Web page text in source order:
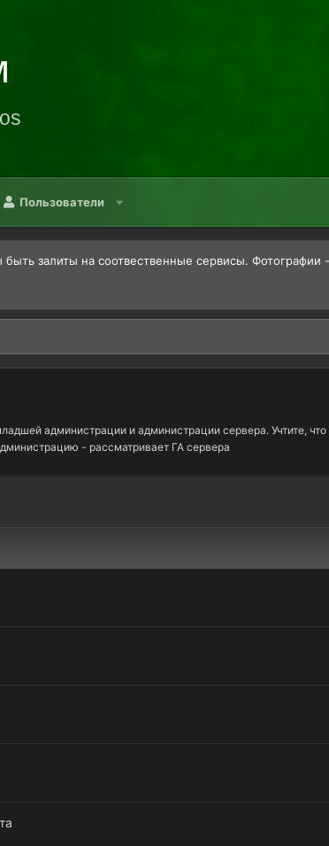
Пользователи
залиты на соотвественные сервисы.
администрации и администрации сервера. Учтите,
- рассматривает ГА сервера